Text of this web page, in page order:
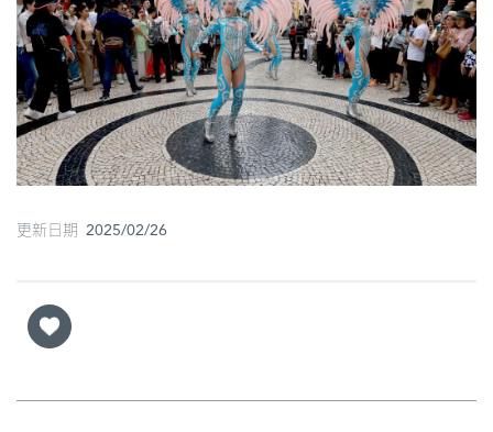
地
圖
媽
閣
寺
街
更新日期 2025/02/26